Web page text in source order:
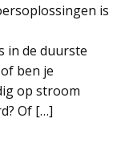
is
in de duurste
ben je
op stroom
Of […]